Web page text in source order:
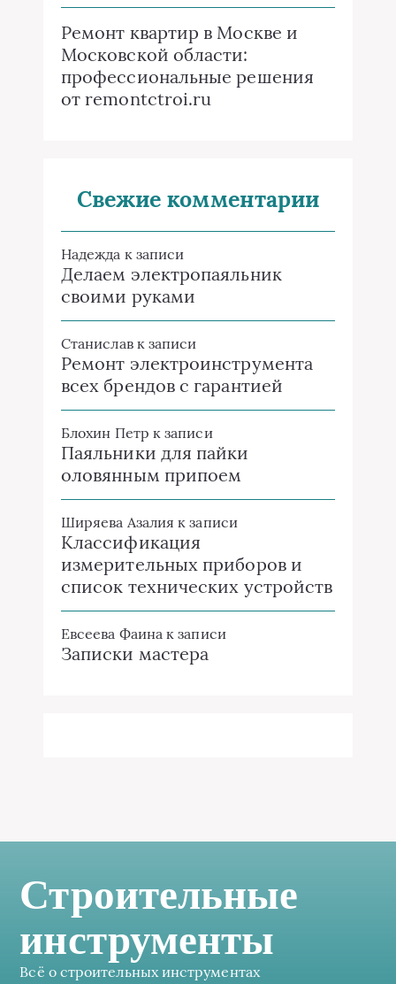
Ремонт квартир в Москве и
Московской области:
профессиональные решения
от remontctroi.ru
Свежие комментарии
Надежда к записи
Делаем электропаяльник
своими руками
Станиславк записи
Ремонт электроинструмента
всех брендов с гарантией
Блохин Петр к записи
Паяльники для пайки
оловянным припоем
Ширяева Азалия к записи
Классификация
измерительных приборов и
список технических устройств
Евсеева Фаина к записи
Записки мастера
Строительные
инструменты
Всё о строительных инструментах